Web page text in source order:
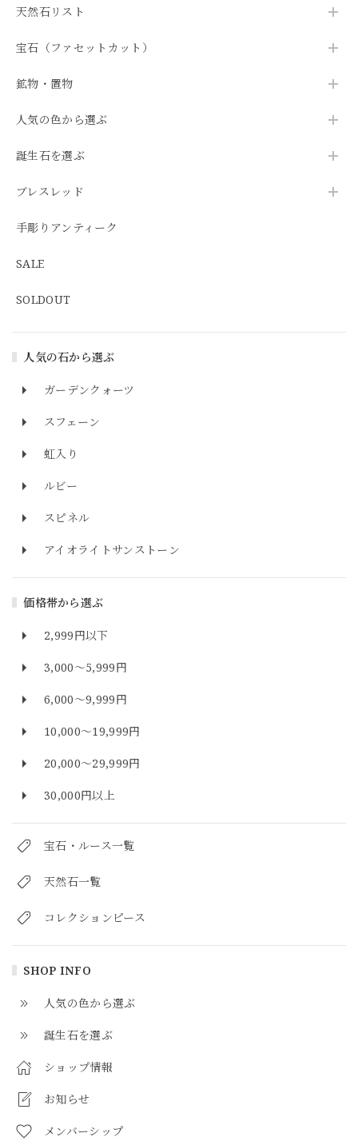
天然石リスト
宝石（ファセットカット）
鉱物・置物
人気の色から選ぶ
誕生石を選ぶ
ブレスレッド
手彫りアンティーク
SALE
SOLDOUT
人気の石から選ぶ
ガーデンクォーツ
スフェーン
虹入り
ルビー
スピネル
アイオライトサンストーン
価格帯から選ぶ
2,999円以下
3,000～5,999円
6,000～9,999円
10,000～19,999円
20,000～29,999円
30,000円以上
宝石・ルース一覧
天然石一覧
コレクションピース
SHOP INFO
人気の色から選ぶ
誕生石を選ぶ
ショップ情報
お知らせ
メンバーシップ